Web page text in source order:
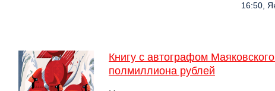
16:50,
Книгу с автографом
полмиллиона рублей